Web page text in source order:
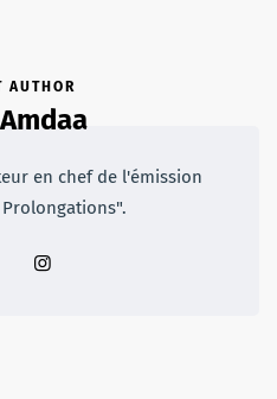
AUTHOR
en chef de l'émission